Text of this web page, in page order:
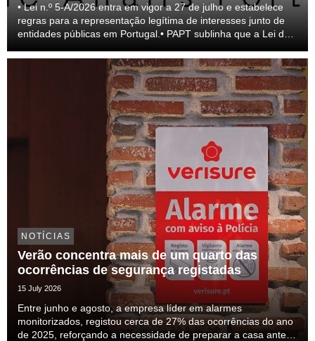
• Lei n.º 5-A/2026 entra em vigor a 27 de julho e estabelece
regras para a representação legítima de interesses junto de
entidades públicas em Portugal.• PAPT sublinha que a Lei do
do setor e para a transparên...
NOTÍCIAS
Verão concentra mais de um quarto das
ocorrências de segurança registadas
15 July 2026
Entre junho e agosto, a empresa líder em alarmes
monitorizados, registou cerca de 27% das ocorrências do ano
de 2025, reforçando a necessidade de preparar a casa antes